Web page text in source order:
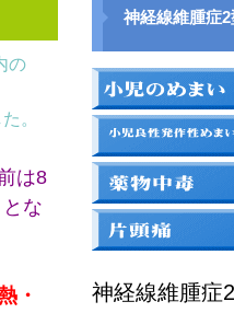
神経線維腫症2
神経線維腫症
の
。
は8
な
・